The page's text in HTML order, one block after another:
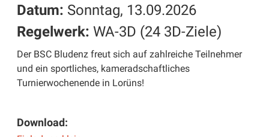
Datum: Sonntag, 13.09.2026
Regelwerk: WA-3D (24 3D-Ziele)
Der BSC Bludenz freut sich auf zahlreiche Teilnehmer
und ein sportliches, kameradschaftliches
Turnierwochenende in Lorüns!
Download: